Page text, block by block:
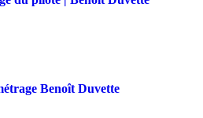
Benoît Duvette